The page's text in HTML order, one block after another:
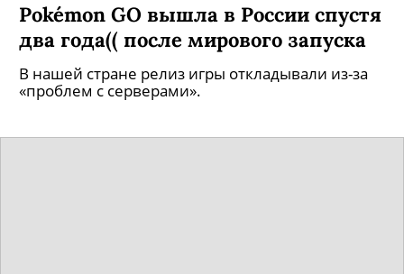
Pokémon GO вышла в России спустя
два года(( после мирового запуска
В нашей стране релиз игры откладывали из-за
«проблем с серверами».